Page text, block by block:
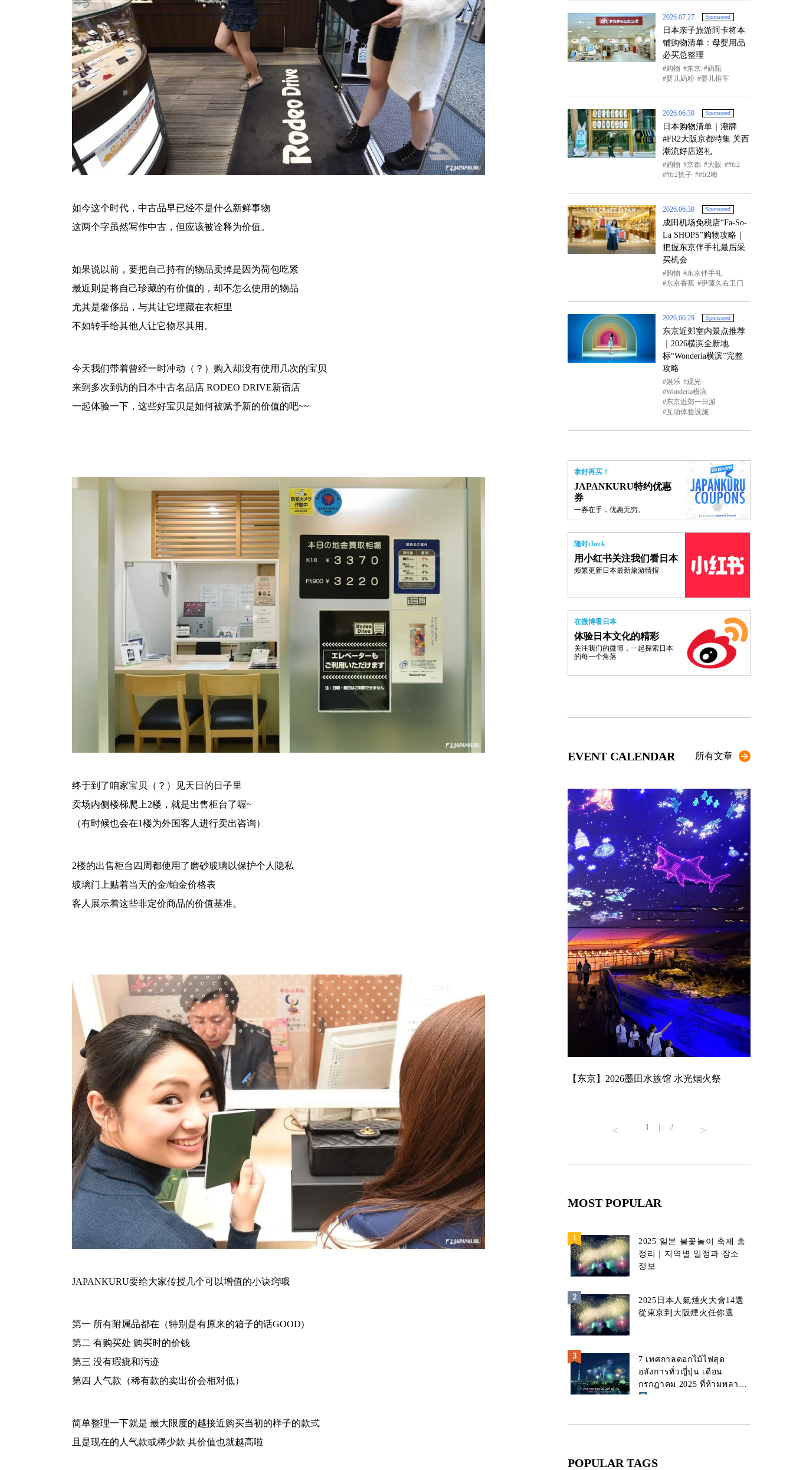
如今这个时代，中古品早已经不是什么新鲜事物
这两个字虽然写作中古，但应该被诠释为价值。
如果说以前，要把自己持有的物品卖掉是因为荷包吃紧
最近则是将自己珍藏的有价值的，却不怎么使用的物品
尤其是奢侈品，与其让它埋藏在衣柜里
不如转手给其他人让它物尽其用。
今天我们带着曾经一时冲动（？）购入却没有使用几次的宝贝
来到多次到访的日本中古名品店 RODEO DRIVE新宿店
一起体验一下，这些好宝贝是如何被赋予新的价值的吧~~
终于到了咱家宝贝（？）见天日的日子里
卖场内侧楼梯爬上2楼，就是出售柜台了喔~
（有时候也会在1楼为外国客人进行卖出咨询）
2楼的出售柜台四周都使用了磨砂玻璃以保护个人隐私
玻璃门上贴着当天的金/铂金价格表
客人展示着这些非定价商品的价值基准。
JAPANKURU要给大家传授几个可以增值的小诀窍哦
第一 所有附属品都在（特别是有原来的箱子的话GOOD)
第二 有购买处 购买时的价钱
第三 没有瑕疵和污迹
第四 人气款（稀有款的卖出价会相对低）
简单整理一下就是 最大限度的越接近购买当初的样子的款式
且是现在的人气款或稀少款 其价值也就越高啦
2026.07.27 Sponsored
日本亲子旅游阿卡将本
铺购物清单：母婴用品
必买总整理
购物 东京
奶瓶
婴儿奶粉
婴儿推车
2026.06.30 Sponsored
日本购物清单｜潮牌
#FR2大阪京都特集 关西
潮流好店巡礼
购物 京都 大阪
#fr2
#fr2抚子
#fr2梅
2026.06.30 Sponsored
成田机场免税店“Fa-So-
La SHOPS”购物攻略｜
把握东京伴手礼最后采
买机会
购物
东京伴手礼
东京香蕉
伊藤久右卫门
2026.06.29 Sponsored
东京近郊室内景点推荐
｜2026横滨全新地
标“Wonderia横滨”完整
攻略
娱乐
观光
Wonderia横滨
东京近郊一日游
互动体验设施
拿好再买！
JAPANKURU特约优惠
券
一券在手，优惠无穷。
随时check
用小红书关注我们看日本
频繁更新日本最新旅游情报
在微博看日本
体验日本文化的精彩
关注我们的微博，一起探索日本
的每一个角落
EVENT CALENDAR 所有文章
【东京】AIR TWOKYO限定快闪店
MAGNET by SHIBUYA109登场
【东京】2026墨田水族馆 水光烟火祭
1 | 2
MOST POPULAR
2025 일본 불꽃놀이 축제 총
정리｜지역별 일정과 장소
정보
2025日本人氣煙火大會14選
從東京到大阪煙火任你選
7 เทศกาลดอกไม้ไฟสุด
อลังการทั่วญี่ปุ่น เดือน
กรกฎาคม 2025 ที่ห้ามพลาด!
POPULAR TAGS